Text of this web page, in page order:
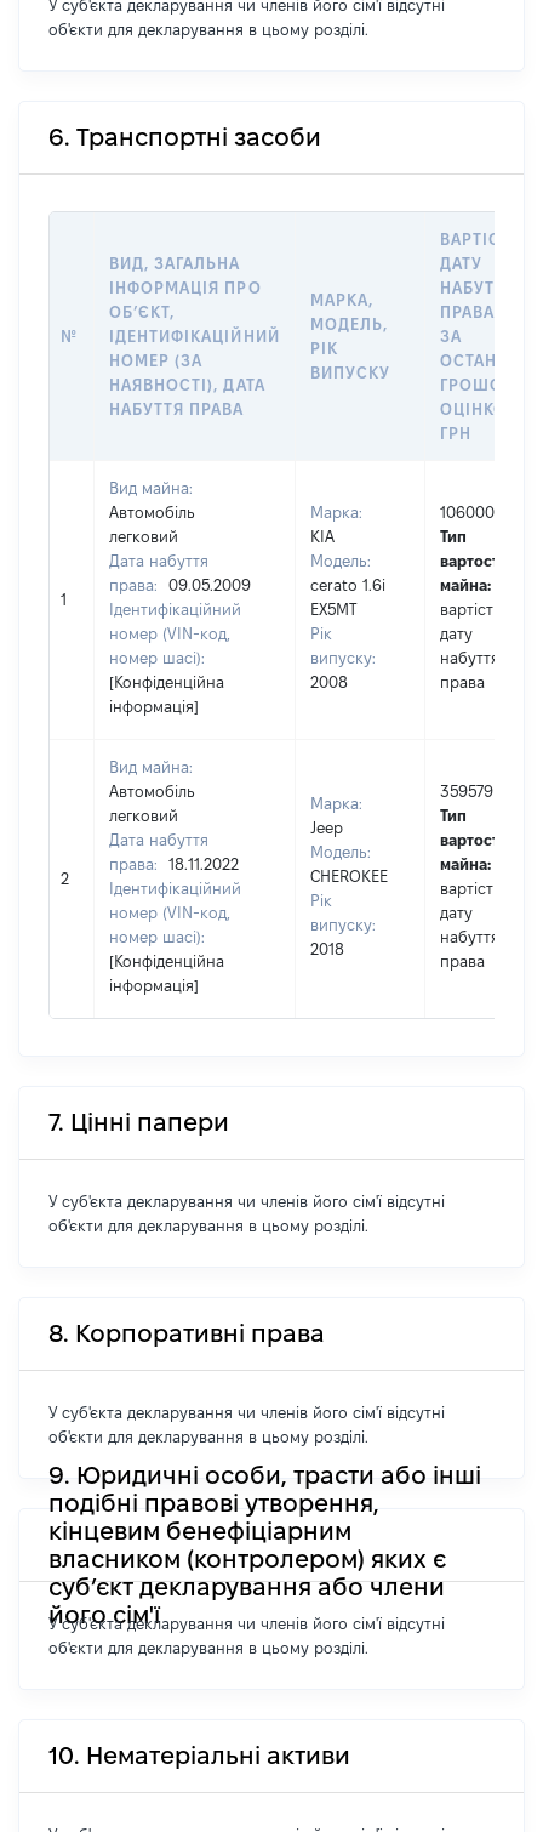
У суб'єкта декларування чи членів його сім'ї відсутні
об'єкти для декларування в цьому розділі.
6. Транспортні засоби
№
ВИД, ЗАГАЛЬНА
ІНФОРМАЦІЯ ПРО
ОБʼЄКТ,
ІДЕНТИФІКАЦІЙНИЙ
НОМЕР (ЗА
НАЯВНОСТІ), ДАТА
НАБУТТЯ ПРАВА
МАРКА,
МОДЕЛЬ,
РІК
ВИПУСКУ
ВАРТІСТЬ
ДАТУ
НАБУТТЯ
ПРАВА АБО
ЗА
ОЦІНКОЮ,
ГРН
1
Вид майна:
Автомобіль
легковий
Дата набуття
права:
09.05.2009
Ідентифікаційний
номер (VIN-код,
номер шасі):
[Конфіденційна
інформація]
Марка:
КІА
Модель:
cerato 1.6i
EX5MT
Рік
випуску:
2008
106000
Тип
вартості
майна:
вартість на
дату
набуття
права
2
Вид майна:
Автомобіль
легковий
Дата набуття
права:
18.11.2022
Ідентифікаційний
номер (VIN-код,
номер шасі):
[Конфіденційна
інформація]
Марка:
Jeep
Модель:
CHEROKEE
Рік
випуску:
2018
359579
Тип
вартості
майна:
вартість на
дату
набуття
права
7. Цінні папери
У суб'єкта декларування чи членів його сім'ї відсутні
об'єкти для декларування в цьому розділі.
8. Корпоративні права
У суб'єкта декларування чи членів його сім'ї відсутні
об'єкти для декларування в цьому розділі.
9. Юридичні особи, трасти або інші
подібні правові утворення,
кінцевим бенефіціарним
власником (контролером) яких є
суб’єкт декларування або члени
його сім'ї
У суб'єкта декларування чи членів його сім'ї відсутні
об'єкти для декларування в цьому розділі.
10. Нематеріальні активи